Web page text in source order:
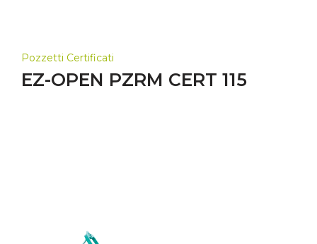
Pozzetti Certificati
EZ-OPEN PZRM CERT 115